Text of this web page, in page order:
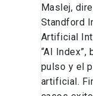
Maslej,
Standford
Artificial
“AI Index”,
pulso y el
artificial.